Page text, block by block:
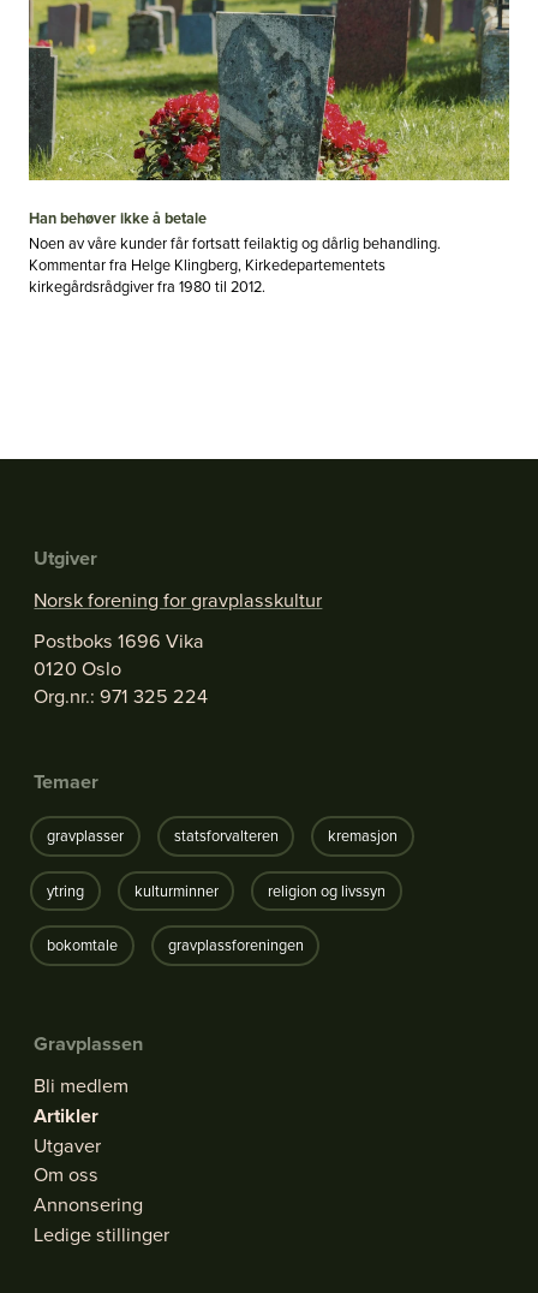
Han behøver ikke å betale
Noen av våre kunder får fortsatt feilaktig og dårlig behandling.
Kommentar fra Helge Klingberg, Kirkedepartementets
kirkegårdsrådgiver fra 1980 til 2012.
Utgiver
Norsk forening for gravplasskultur
Postboks 1696 Vika
0120 Oslo
Org.nr.: 971 325 224
Temaer
gravplasser statsforvalteren kremasjon
ytring kulturminner religion og livssyn
bokomtale gravplassforeningen
Gravplassen
Bli medlem
Artikler
Utgaver
Om oss
Annonsering
Ledige stillinger